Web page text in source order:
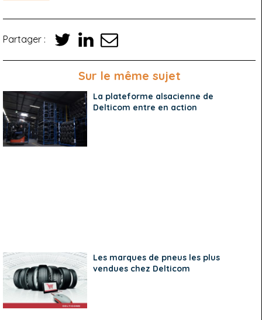
Partager :
Sur le même sujet
La plateforme alsacienne de
Delticom entre en action
Les marques de pneus les plus
vendues chez Delticom